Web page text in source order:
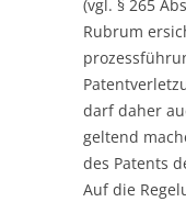
(vgl. § 265
Rubrum
darf daher
geltend
des Patents
Auf die